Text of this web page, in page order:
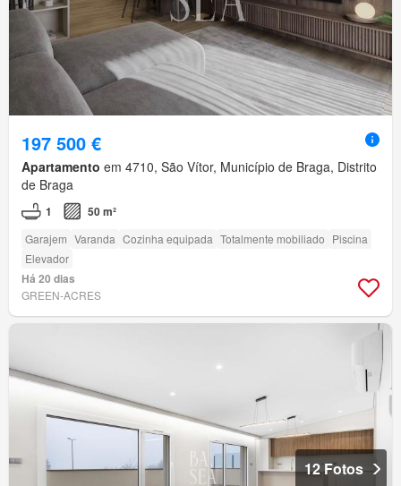
197 500 €
Apartamento em 4710, São Vítor, Município de Braga, Distrito
de Braga
1 50 m²
Garajem Varanda Cozinha equipada Totalmente mobiliado Piscina
Elevador
Há 20 dias
GREEN-ACRES
12 Fotos